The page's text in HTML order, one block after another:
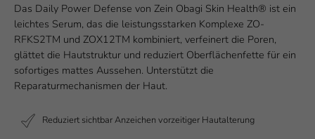
Das Daily Power Defense von Zein Obagi Skin Health® ist ein
leichtes Serum, das die leistungsstarken Komplexe ZO-
RFKS2TM und ZOX12TM kombiniert, verfeinert die Poren,
glättet die Hautstruktur und reduziert Oberflächenfette für ein
sofortiges mattes Aussehen. Unterstützt die
Reparaturmechanismen der Haut.
Reduziert sichtbar Anzeichen vorzeitiger Hautalterung